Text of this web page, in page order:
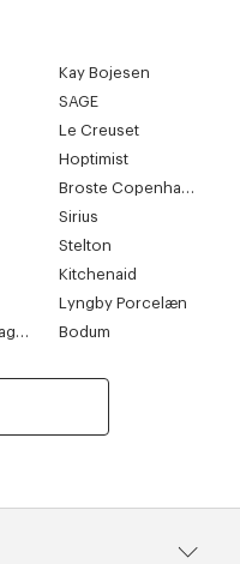
Kay Bojesen
SAGE
Le Creuset
Hoptimist
Broste Copenhagen
Sirius
Stelton
Kitchenaid
Lyngby Porcelæn
Audo Copenhagen Bodum